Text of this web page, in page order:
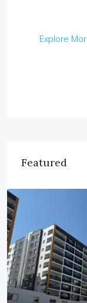
Explore
Featured